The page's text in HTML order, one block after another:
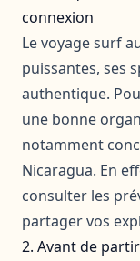
connexion
Le voyage surf
puissantes, ses
authentique.
une bonne
notamment
Nicaragua. En
consulter les
partager vos
2. Avant de partir